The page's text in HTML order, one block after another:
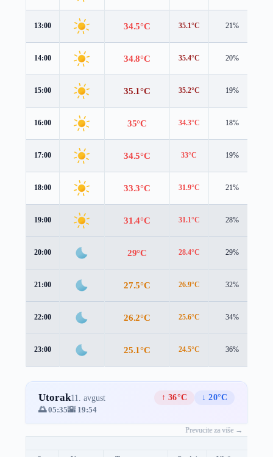
13:00 34.5°C 35.1°C 21%
14:00 34.8°C 35.4°C 20%
15:00 35.1°C 35.2°C 19%
16:00 35°C 34.3°C 18%
17:00 34.5°C 33°C 19%
18:00 33.3°C 31.9°C 21%
19:00 31.4°C 31.1°C 28%
20:00 29°C 28.4°C 29%
21:00 27.5°C 26.9°C 32%
22:00 26.2°C 25.6°C 34%
23:00 25.1°C 24.5°C 36%
Utorak11. avgust ↑ 36°C
↓ 20°C
🌅 05:35🌇 19:54
Prevucite za više →